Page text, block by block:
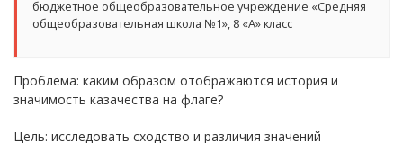
бюджетное общеобразовательное учреждение «Средняя
общеобразовательная школа №1», 8 «А» класс
Проблема: каким образом отображаются история и
значимость казачества на флаге?
Цель: исследовать сходство и различия значений